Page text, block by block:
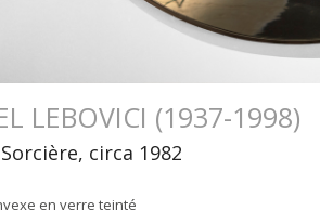
LEBOVICI (1937-1998)
circa 1982
en verre teinté